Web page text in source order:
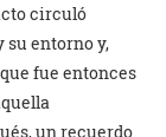
circuló
su entorno y,
fue entonces
un recuerdo